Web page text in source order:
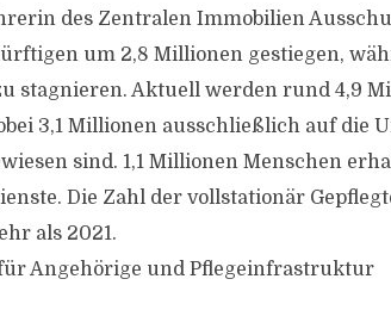
des Zentralen Immobilien
um 2,8 Millionen gestiegen,
stagnieren. Aktuell werden rund 4,9
3,1 Millionen ausschließlich auf die
sind. 1,1 Millionen Menschen
Die Zahl der vollstationär
als 2021.
Angehörige und Pflegeinfrastruktur